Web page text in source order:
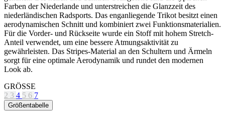
gewährleisten. Das Stripes-Material an den Schultern und Ärmeln
sorgt für eine optimale Aerodynamik und rundet den modernen
Look ab.
GRÖSSE
2 3 4 5 6 7
Größentabelle
Nicht auf Lager
Původní cena119 €
VERFÜGBARKEIT PRÜFEN